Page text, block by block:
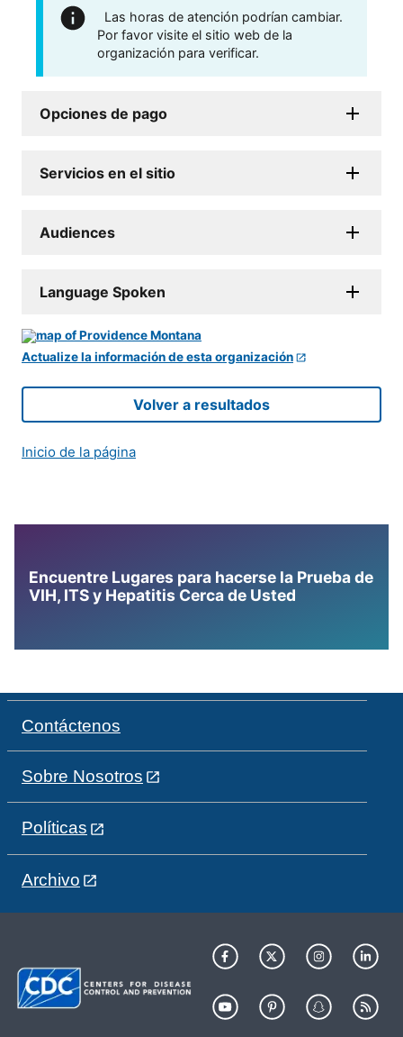
Las horas de atención podrían cambiar.
Por favor visite el sitio web de la
organización para verificar.
Opciones de pago
Servicios en el sitio
Audiences
Language Spoken
Actualize la información de esta organización
Volver a resultados
Inicio de la página
Encuentre Lugares para hacerse la Prueba de
VIH, ITS y Hepatitis Cerca de Usted
Contáctenos
Sobre Nosotros
Políticas
Archivo